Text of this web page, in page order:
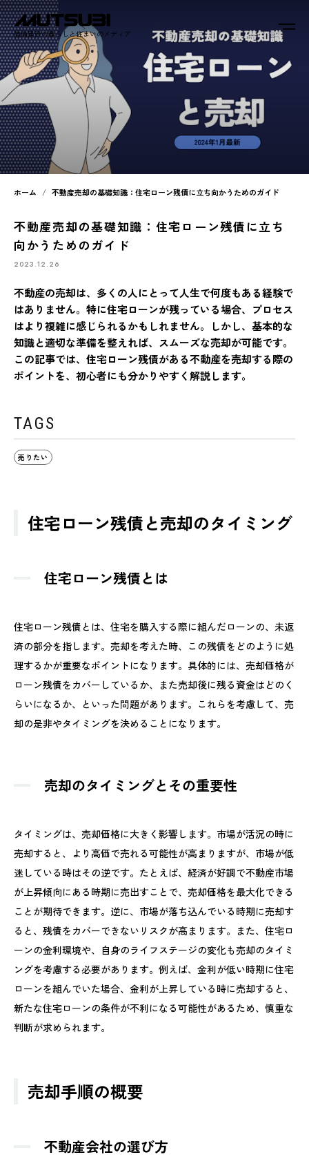
睦備建設の暮らしと住まいのメディア
ホーム 不動産売却の基礎知識：住宅ローン残債に立ち向かうためのガイド
不動産売却の基礎知識：住宅ローン残債に立ち
向かうためのガイド
2023.12.26
不動産の売却は、多くの人にとって人生で何度もある経験で
はありません。特に住宅ローンが残っている場合、プロセス
はより複雑に感じられるかもしれません。しかし、基本的な
知識と適切な準備を整えれば、スムーズな売却が可能です。
この記事では、住宅ローン残債がある不動産を売却する際の
ポイントを、初心者にも分かりやすく解説します。
TAGS
売りたい
住宅ローン残債と売却のタイミング
住宅ローン残債とは
住宅ローン残債とは、住宅を購入する際に組んだローンの、未返
済の部分を指します。売却を考えた時、この残債をどのように処
理するかが重要なポイントになります。具体的には、売却価格が
ローン残債をカバーしているか、また売却後に残る資金はどのく
らいになるか、といった問題があります。これらを考慮して、売
却の是非やタイミングを決めることになります。
売却のタイミングとその重要性
タイミングは、売却価格に大きく影響します。市場が活況の時に
売却すると、より高価で売れる可能性が高まりますが、市場が低
迷している時はその逆です。たとえば、経済が好調で不動産市場
が上昇傾向にある時期に売出すことで、売却価格を最大化できる
ことが期待できます。逆に、市場が落ち込んでいる時期に売却す
ると、残債をカバーできないリスクが高まります。また、住宅ロ
ーンの金利環境や、自身のライフステージの変化も売却のタイミ
ングを考慮する必要があります。例えば、金利が低い時期に住宅
ローンを組んでいた場合、金利が上昇している時に売却すると、
新たな住宅ローンの条件が不利になる可能性があるため、慎重な
判断が求められます。
売却手順の概要
不動産会社の選び方